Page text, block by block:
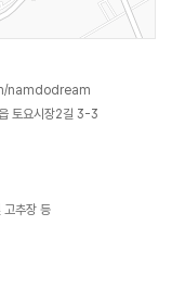
namdodream
토요시장2길 3-3
고추장 등